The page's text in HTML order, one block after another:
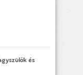
és